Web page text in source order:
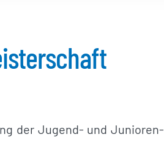
der Jugend- und Junioren-